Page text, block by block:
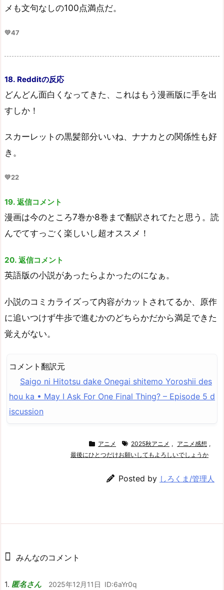
メも文句なしの100点満点だ。
💛47
18. Redditの反応
どんどん面白くなってきた、これはもう漫画版に手を出
すしか！
スカーレットの黒髪部分いいね、ナナカとの関係性も好
き。
💛22
19. 返信コメント
漫画は今のところ7巻か8巻まで翻訳されてたと思う。読
んでてすっごく楽しいし超オススメ！
20. 返信コメント
英語版の小説があったらよかったのになぁ。
小説のコミカライズって内容がカットされてるか、原作
に追いつけず牛歩で進むかのどちらかだから満足できた
覚えがない。
コメント翻訳元
Saigo ni Hitotsu dake Onegai shitemo Yoroshii des
hou ka • May I Ask For One Final Thing? – Episode 5 d
iscussion
アニメ 2025秋アニメ , アニメ感想 ,
最後にひとつだけお願いしてもよろしいでしょうか
Posted by しろくま/管理人
みんなのコメント
匿名さん 2025年12月11日 ID:6aYr0q